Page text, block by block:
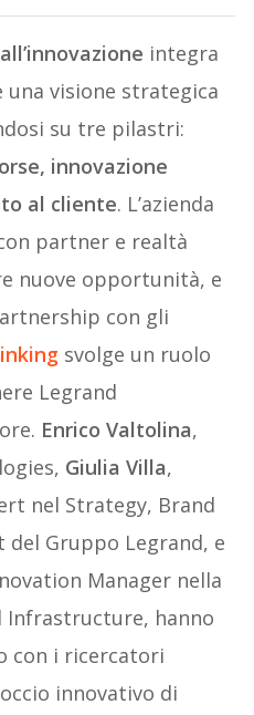
integra
una visione strategica
su tre pilastri:
innovazione
al cliente. L’azienda
partner e realtà
nuove opportunità, e
con gli
svolge un ruolo
Legrand
Enrico Valtolina,
Giulia Villa,
nel Strategy, Brand
Gruppo Legrand, e
Manager nella
Infrastructure, hanno
con i ricercatori
innovativo di